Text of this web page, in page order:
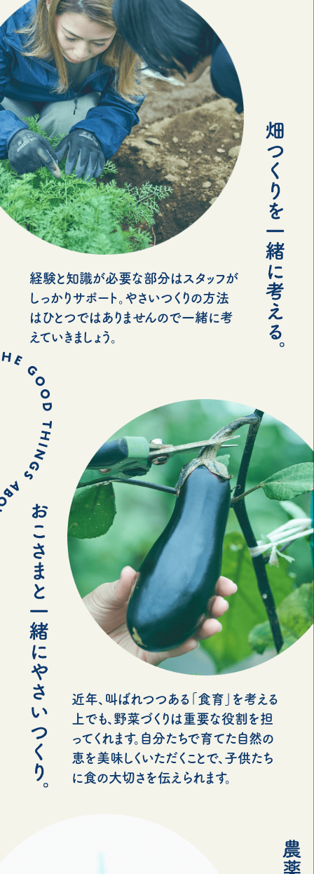
経験と知識が必要な部分はスタッフが
しっかりサポート。やさいつくりの方法
はひとつではありませんので一緒に考
えていきましょう。
近年、叫ばれつつある「食育」を考える
上でも、野菜づくりは重要な役割を担
ってくれます。自分たちで育てた自然の
恵を美味しくいただくことで、子供たち
に食の大切さを伝えられます。